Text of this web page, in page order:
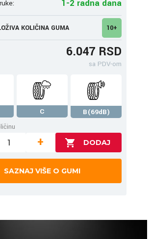
1-2 radna dana
KOLIČINA GUMA 10+
6.047 RSD
sa PDV-om
C
B(69dB)
+
SAZNAJ VIŠE O GUMI